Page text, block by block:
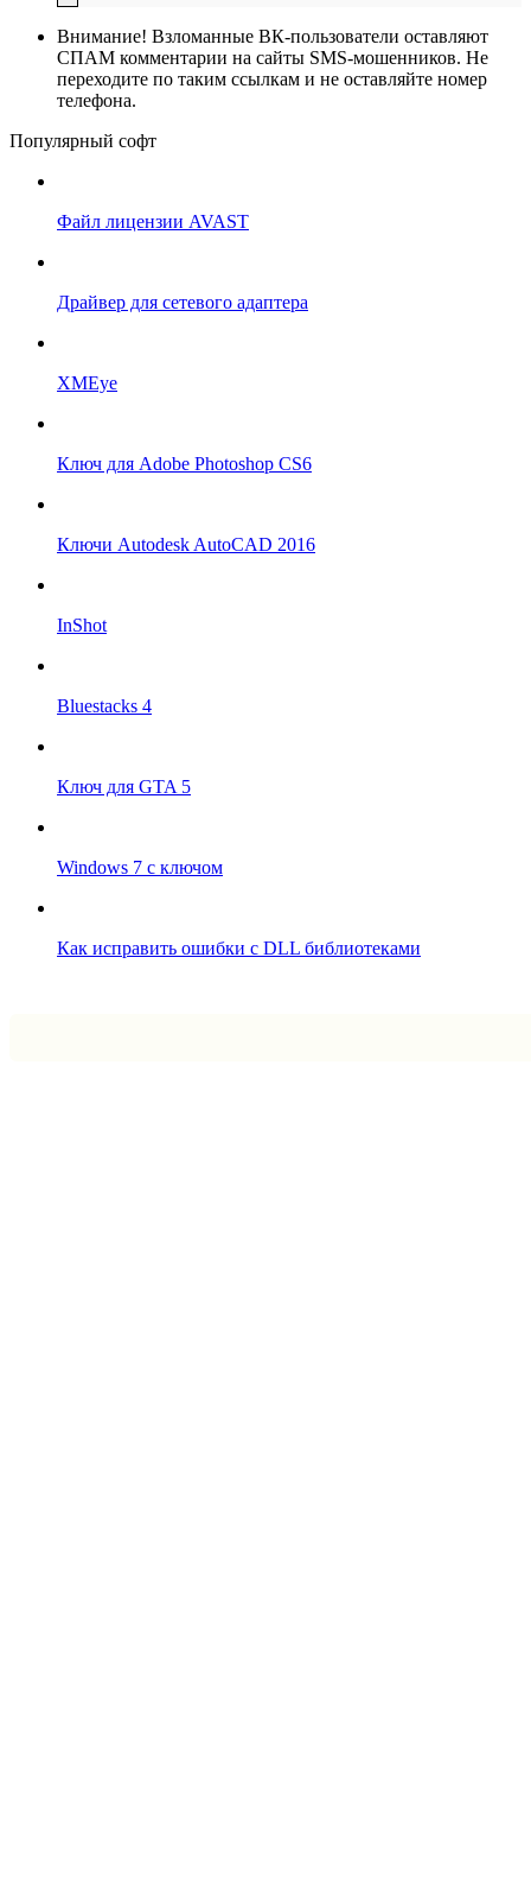
Внимание! Взломанные ВК-пользователи оставляют
СПАМ комментарии на сайты SMS-мошенников. Не
переходите по таким ссылкам и не оставляйте номер
телефона.
Популярный софт
Файл лицензии AVAST
Драйвер для сетевого адаптера
XMEye
Ключ для Adobe Photoshop CS6
Ключи Autodesk AutoCAD 2016
InShot
Bluestacks 4
Ключ для GTA 5
Windows 7 с ключом
Как исправить ошибки с DLL библиотеками